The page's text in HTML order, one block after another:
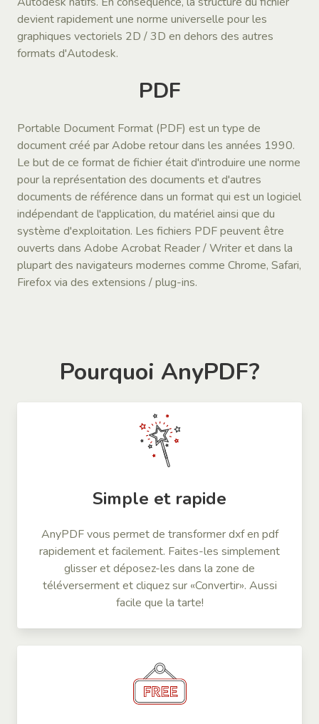
devient rapidement une norme universelle pour les
graphiques vectoriels 2D / 3D en dehors des autres
formats d'Autodesk.
PDF
Portable Document Format (PDF) est un type de
document créé par Adobe retour dans les années 1990.
Le but de ce format de fichier était d'introduire une norme
pour la représentation des documents et d'autres
documents de référence dans un format qui est un logiciel
indépendant de l'application, du matériel ainsi que du
système d'exploitation. Les fichiers PDF peuvent être
ouverts dans Adobe Acrobat Reader / Writer et dans la
plupart des navigateurs modernes comme Chrome, Safari,
Firefox via des extensions / plug-ins.
Pourquoi AnyPDF?
Simple et rapide
AnyPDF vous permet de transformer dxf en pdf
rapidement et facilement. Faites-les simplement
glisser et déposez-les dans la zone de
téléverserment et cliquez sur «Convertir». Aussi
facile que la tarte!